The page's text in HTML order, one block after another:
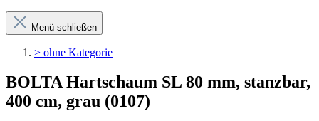
Menü schließen
> ohne Kategorie
BOLTA Hartschaum SL 80 mm, stanzbar,
400 cm, grau (0107)